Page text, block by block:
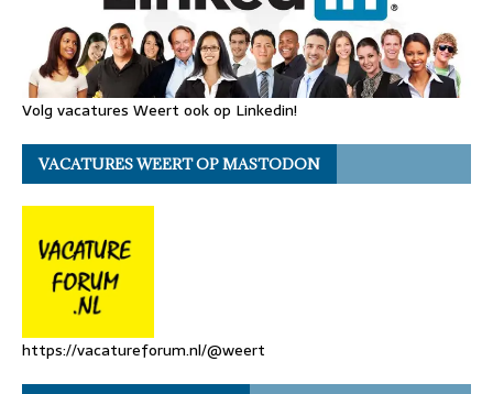
Volg vacatures Weert ook op Linkedin!
VACATURES WEERT OP MASTODON
https://vacatureforum.nl/@weert